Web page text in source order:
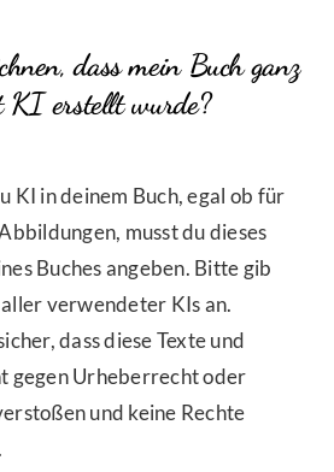
dass mein Buch ganz
KI erstellt wurde?
KI in deinem Buch, egal ob für
musst du dieses
Buches angeben. Bitte gib
verwendeter KIs an.
dass diese Texte und
gegen Urheberrecht oder
und keine Rechte